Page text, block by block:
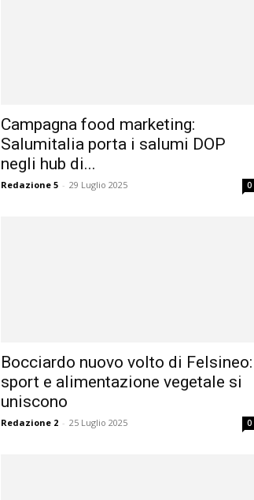
Campagna food marketing:
Salumitalia porta i salumi DOP
negli hub di...
Redazione 5 - 29 Luglio 2025 0
Bocciardo nuovo volto di Felsineo:
sport e alimentazione vegetale si
uniscono
Redazione 2 - 25 Luglio 2025 0